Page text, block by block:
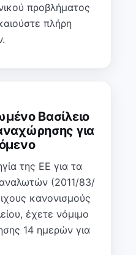
προβλήματος
πλήρη
Βασίλειο
για
της ΕΕ για τα
(2011/83/
κανονισμούς
έχετε νόμιμο
14 ημερών για